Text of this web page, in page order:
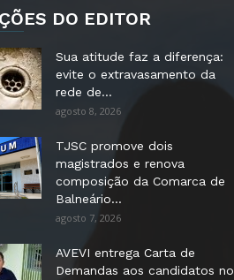
DO EDITOR
Sua atitude faz a diferença:
evite o extravasamento da
rede de...
agosto 8, 2026
TJSC promove dois
magistrados e renova
composição da Comarca de
Balneário...
agosto 7, 2026
AVEVI entrega Carta de
Demandas aos candidatos no